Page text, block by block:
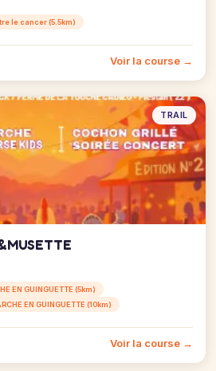
le cancer (5.5km)
Voir la course →
TRAIL
EN GUINGUETTE (5km)
EN GUINGUETTE (10km)
Voir la course →